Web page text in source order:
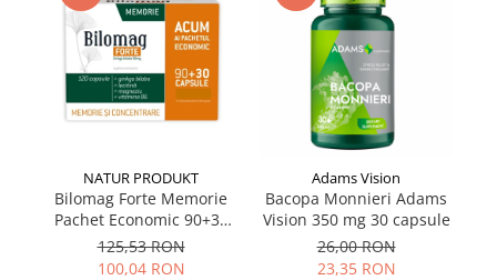
NATUR PRODUKT
Bilomag Forte Memorie
Pachet Economic 90+30
capsule NATUR PRODUKT
125,53 RON
100,04 RON
Adams Vision
Bacopa Monnieri Adams
Vision 350 mg 30 capsule
26,00 RON
23,35 RON